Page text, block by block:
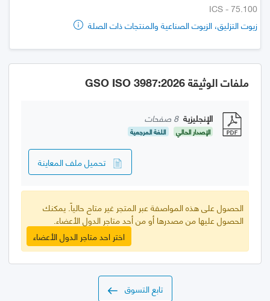
ICS - 75.100
زيوت التزليق، الزيوت الصناعية والمنتجات ذات الصلة
ملفات الوثيقة GSO ISO 3987:2026
الإنجليزية 8 صفحات
الإصدار الحالي اللغة المرجعية
تحميل ملف المعاينة
الحصول على هذه المواصفة عبر المتجر غير متاح حالياً. يمكنك
الحصول عليها من مصدرها أو من أحد متاجر الدول الأعضاء.
اختر احد متاجر الدول الأعضاء
تابع التسوق